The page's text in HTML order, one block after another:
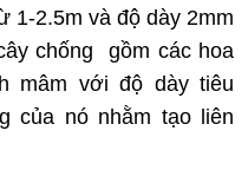
1-2.5m và độ dày 2mm
chống  gồm các hoa
mâm với độ dày tiêu
của nó nhằm tạo liên